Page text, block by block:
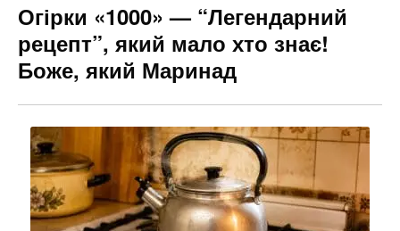
Огірки «1000» — “Легендарний
рецепт”, який мало хто знає!
Боже, який Маринад